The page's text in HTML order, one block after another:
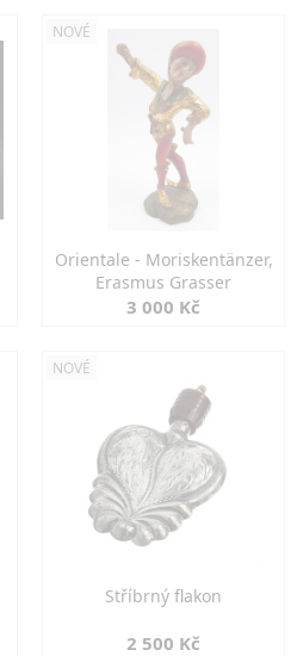
NOVÉ
Orientale - Moriskentänzer,
Erasmus Grasser
3 000 Kč
NOVÉ
Stříbrný flakon
2 500 Kč